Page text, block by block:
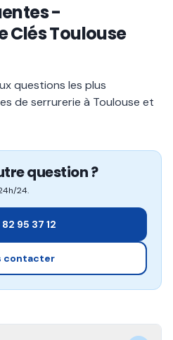
-
Clés Toulouse
questions les plus
de serrurerie à Toulouse et
question ?
24.
95 37 12
contacter